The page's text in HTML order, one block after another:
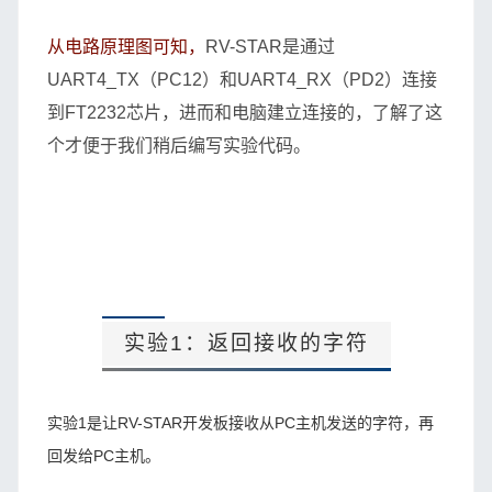
从电路原理图可知，
RV-STAR是通过
UART4_TX（PC12）和UART4_RX（PD2）连接
到FT2232芯片，进而和电脑建立连接的，了解了这
个才便于我们稍后编写实验代码。
实验1：返回接收的字符
实验1是让RV-STAR开发板接收从PC主机发送的字符，再
回发给PC主机。